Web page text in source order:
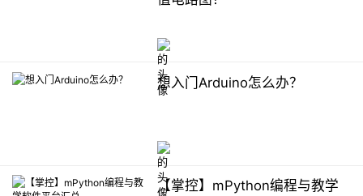
想入门Arduino怎么办？
【掌控】mPython编程与教学